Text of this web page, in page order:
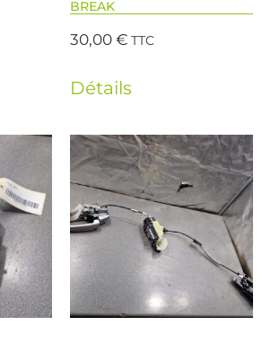
BREAK
30,00€ TTC
Détails